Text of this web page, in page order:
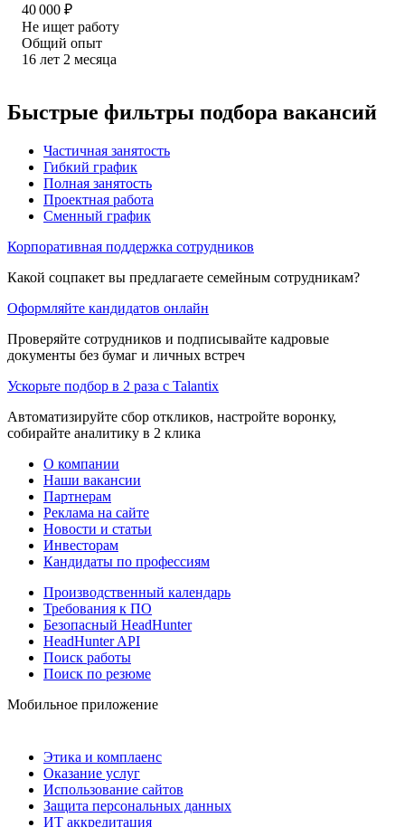
40 000 ₽
Не ищет работу
Общий опыт
16 лет 2 месяца
Быстрые фильтры подбора вакансий
Частичная занятость
Гибкий график
Полная занятость
Проектная работа
Сменный график
Корпоративная поддержка сотрудников
Какой соцпакет вы предлагаете семейным сотрудникам?
Оформляйте кандидатов онлайн
Проверяйте сотрудников и подписывайте кадровые
документы без бумаг и личных встреч
Ускорьте подбор в 2 раза с Talantix
Автоматизируйте сбор откликов, настройте воронку,
собирайте аналитику в 2 клика
О компании
Наши вакансии
Партнерам
Реклама на сайте
Новости и статьи
Инвесторам
Кандидаты по профессиям
Производственный календарь
Требования к ПО
Безопасный HeadHunter
HeadHunter API
Поиск работы
Поиск по резюме
Мобильное приложение
Этика и комплаенс
Оказание услуг
Использование сайтов
Защита персональных данных
ИТ аккредитация